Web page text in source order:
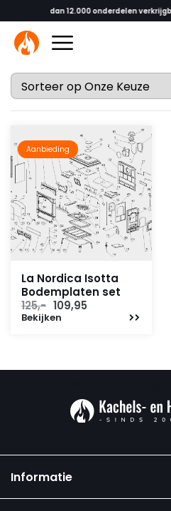
12.000 onderdelen verkrijgbaar
Aanbieding
La Nordica Isotta
Bodemplaten set
125,- Oorspronkelijke
prijs
109,95
Bekijken
Informatie